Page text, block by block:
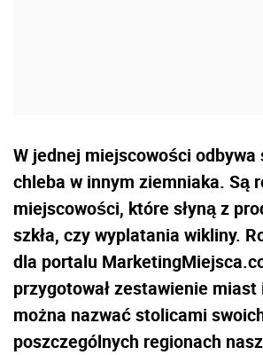
W jednej miejscowości
chleba w innym ziemniaka. Są
miejscowości, które słyną z
szkła, czy wyplatania wikliny.
dla portalu
przygotował zestawienie
można nazwać stolicami
poszczególnych regionach